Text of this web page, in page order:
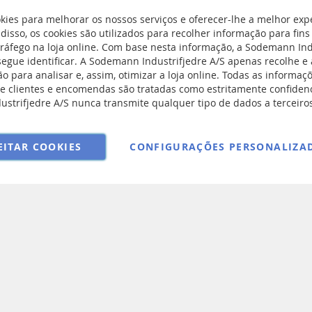
e Cookies
devolução
Subscreva
a
nossa
Newsletter:
para melhorar os nossos serviços e oferecer-lhe a melhor
os cookies são utilizados para recolher informação para
na loja online. Com base nesta informação, a Sodemann
identificar. A Sodemann Industrifjedre A/S apenas recolhe e
para analisar e, assim, otimizar a loja online. Todas as
clientes e encomendas são tratadas como estritamente
A/S nunca transmite qualquer tipo de dados a
COOKIES CONFIGURAÇÕES